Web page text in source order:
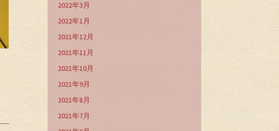
2022年3月
2022年1月
2021年12月
2021年11月
2021年10月
2021年9月
2021年8月
2021年7月